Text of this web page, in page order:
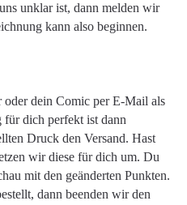
unklar ist, dann melden wir
kann also beginnen.
dein Comic per E-Mail als
für dich perfekt ist dann
Druck den Versand. Hast
wir diese für dich um. Du
mit den geänderten Punkten.
dann beenden wir den